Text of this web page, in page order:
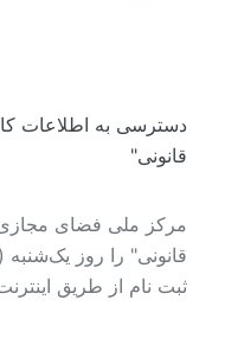
دسترسی به اطلاعات
قانونی"
مرکز ملی فضای مجازی
ثبت نام از طریق